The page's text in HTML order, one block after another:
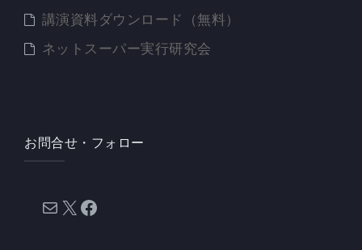
講演資料ダウンロード（無料）
ネットスーパー実行研究会
お問合せ・フォロー
メール X Facebook